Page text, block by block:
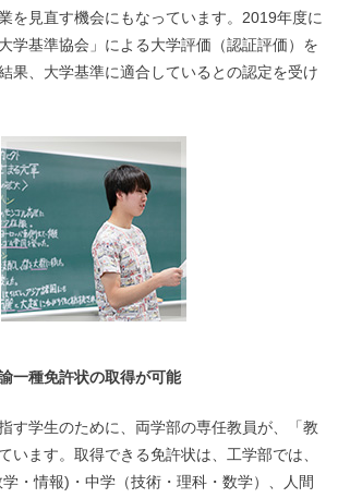
を見直す機会にもなっています。2019年度に
学基準協会」による大学評価（認証評価）を
果、大学基準に適合しているとの認定を受け
一種免許状の取得が可能
す学生のために、両学部の専任教員が、「教
います。取得できる免許状は、工学部では、
・情報)・中学（技術・理科・数学）、人間